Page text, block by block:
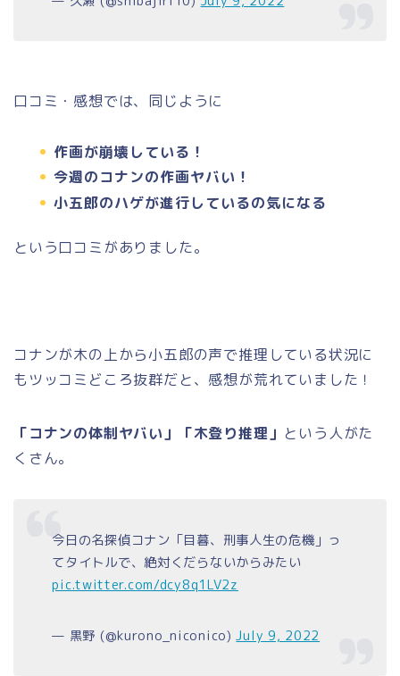
口コミ・感想では、同じように
作画が崩壊している！
今週のコナンの作画ヤバい！
小五郎のハゲが進行しているの気になる
という口コミがありました。
コナンが木の上から小五郎の声で推理している状況に
もツッコミどころ抜群だと、感想が荒れていました！
「コナンの体制ヤバい」「木登り推理」 という人がた
くさん。
今日の名探偵コナン「目暮、刑事人生の危機」っ
てタイトルで、絶対くだらないからみたい
pic.twitter.com/dcy8q1LV2z
— 黒野 (@kurono_niconico)July 9, 2022